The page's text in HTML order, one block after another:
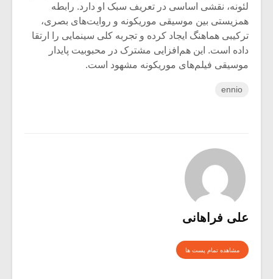
لئونه، نقشی اساسی در تعریف سبک او دارد. رابطه
همزیستی بین موسیقی موریکونه و روایت‌های بصری،
ترکیبی هماهنگ ایجاد کرده و تجربه کلی سینمایی را ارتقا
داده است. این هم‌افزایی مشترک در محبوبیت پایدار
موسیقی فیلم‌‌های موریکونه مشهود است.
ennio
علی فراهانی
مشاهده تمام پست ها